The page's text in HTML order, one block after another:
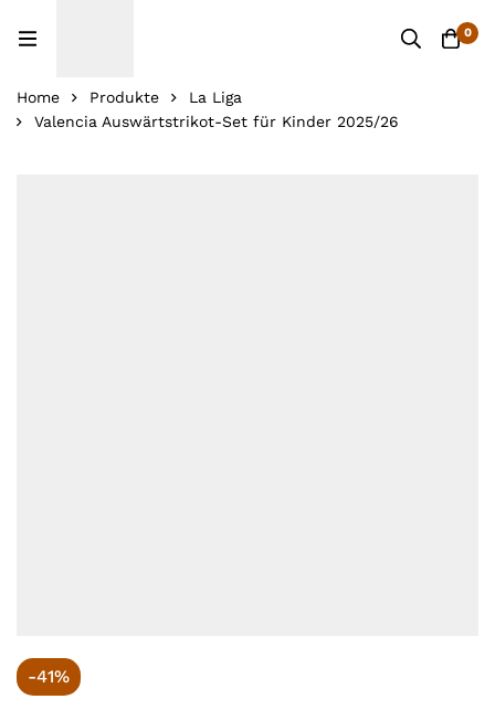
0
Home Produkte
La Liga
Valencia Auswärtstrikot-Set für Kinder 2025/26
-41%